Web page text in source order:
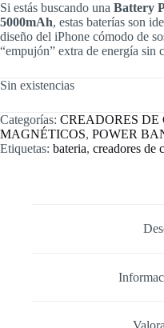
Si estás buscando una Battery
5000mAh, estas baterías son
diseño del iPhone cómodo de
“empujón” extra de energía sin
Sin existencias
Categorías: CREADORES DE
MAGNÉTICOS, POWER
Etiquetas: bateria, creadores de